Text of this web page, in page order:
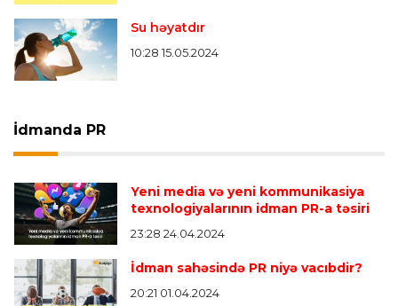
Su həyatdır
10:28 15.05.2024
İdmanda PR
Yeni media və yeni kommunikasiya
texnologiyalarının idman PR-a təsiri
23:28 24.04.2024
İdman sahəsində PR niyə vacıbdir?
20:21 01.04.2024